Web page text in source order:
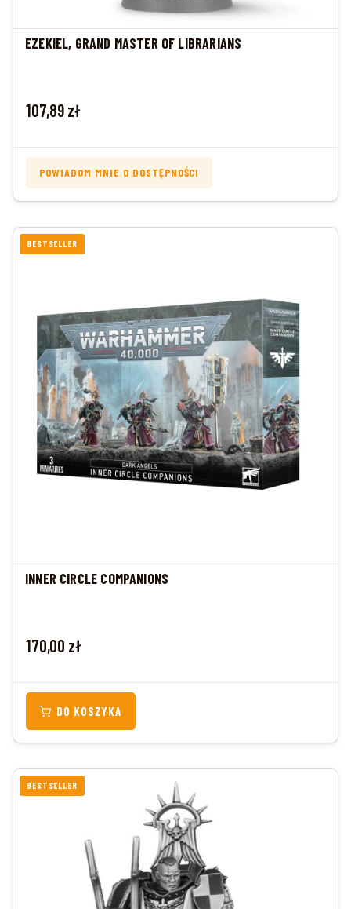
EZEKIEL, GRAND MASTER OF LIBRARIANS
Cena
107,89 zł
POWIADOM MNIE O DOSTĘPNOŚCI
BESTSELLER
INNER CIRCLE COMPANIONS
Cena
170,00 zł
DO KOSZYKA
BESTSELLER